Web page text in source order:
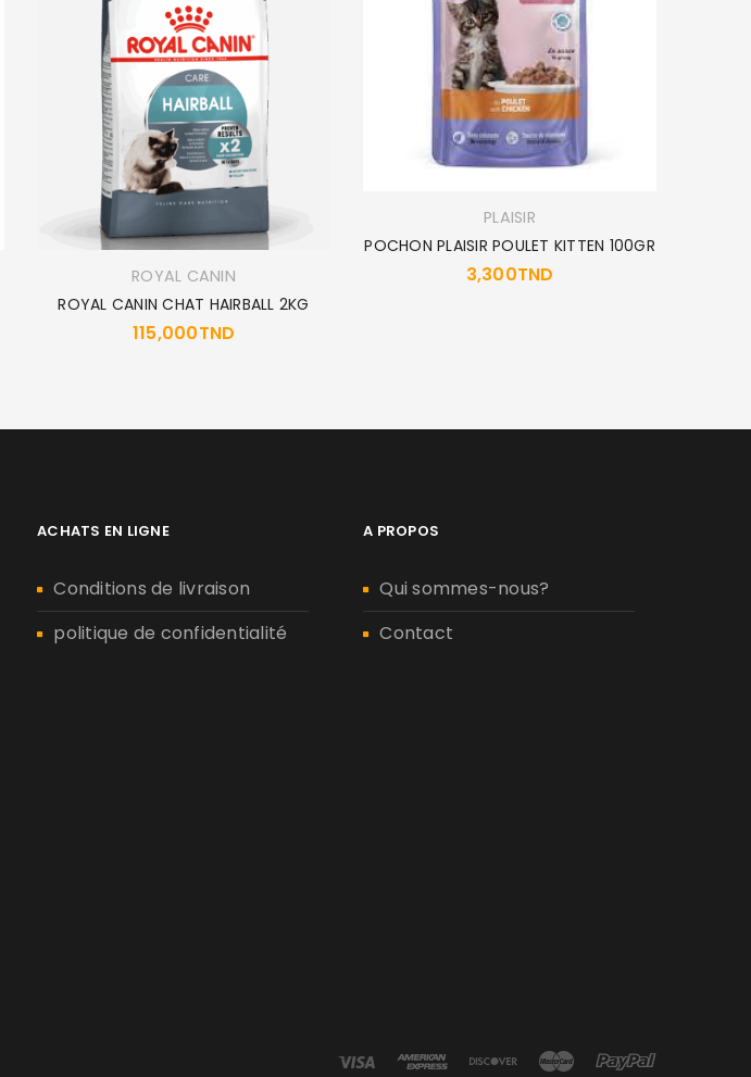
Se souvenir de moi
ROYAL CANIN
ROYAL CANIN CHAT HAIRBALL 2KG
115,000TND
PLAISIR
POCHON PLAISIR POULET KITTEN 100GR
3,300TND
ACHATS EN LIGNE
Conditions de livraison
politique de confidentialité
A PROPOS
Qui sommes-nous?
Contact